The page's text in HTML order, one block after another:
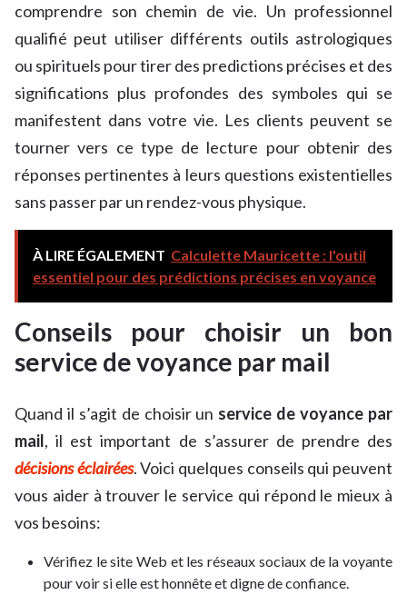
comprendre son chemin de vie. Un professionnel
qualifié peut utiliser différents outils astrologiques
ou spirituels pour tirer des predictions précises et des
significations plus profondes des symboles qui se
manifestent dans votre vie. Les clients peuvent se
tourner vers ce type de lecture pour obtenir des
réponses pertinentes à leurs questions existentielles
sans passer par un rendez-vous physique.
À LIRE ÉGALEMENT Calculette Mauricette : l'outil
essentiel pour des prédictions précises en voyance
Conseils pour choisir un bon
service de voyance par mail
Quand il s’agit de choisir un service de voyance par
mail, il est important de s’assurer de prendre des
décisions éclairées. Voici quelques conseils qui peuvent
vous aider à trouver le service qui répond le mieux à
vos besoins:
Vérifiez le site Web et les réseaux sociaux de la voyante
pour voir si elle est honnête et digne de confiance.